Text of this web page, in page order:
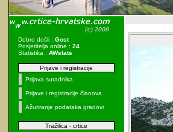
Dobro došli : Gost
Posjetitelja online : 24
Statistika : AWstats
Prijave i registracije
Prijava suradnika
Prijave i registracije članova
Ažuriranje podataka gradovi
Tražilica - crtice